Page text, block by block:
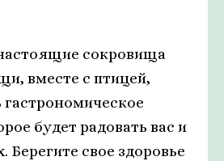
сокровища
вместе с птицей,
гастрономическое
будет радовать вас и
Берегите свое здоровье